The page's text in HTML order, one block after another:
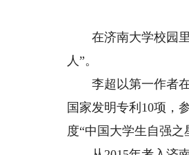
在济南大学校园里
人”。
李超以第一作者在
国家发明专利10项，
度“中国大学生自强之